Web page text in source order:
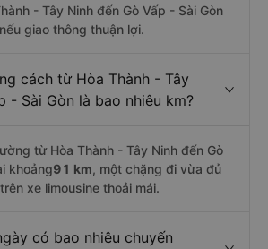
- Tây Ninh đến Gò Vấp - Sài Gòn
giao thông thuận lợi.
cách từ Hòa Thành - Tây
- Sài Gòn là bao nhiêu km?
từ Hòa Thành - Tây Ninh đến Gò
khoảng91 km, một chặng đi vừa đủ
xe limousine thoải mái.
có bao nhiêu chuyến